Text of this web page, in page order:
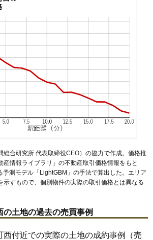
合研究所 代表取締役CEO）の協力で作成。価格推
産情報ライブラリ 」の不動産取引価格情報をもと
予測モデル「LightGBM」の手法で算出した。エリア
示すもので、個別物件の実際の取引価格とは異なる
の土地の過去の売買事例
付近での実際の土地の成約事例（売